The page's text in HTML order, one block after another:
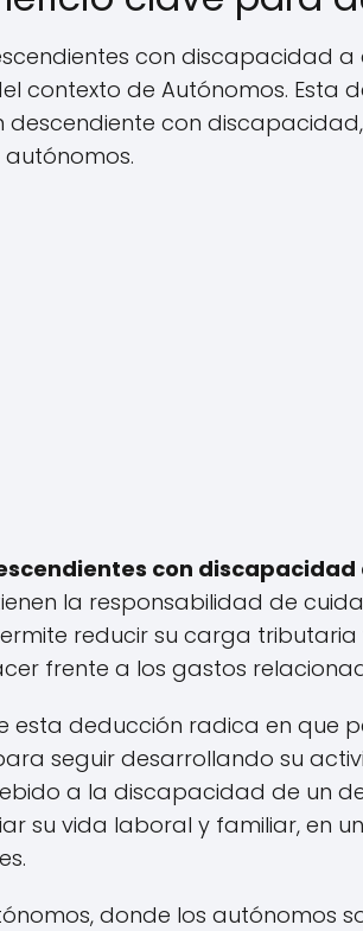
con discapacidad
contexto de Autónomos. Esta
con
con discapacidad
la responsabilidad de
reducir su carga
frente a los gastos
esta deducción radica en que
seguir desarrollando su
a la discapacidad de un
su vida laboral y familiar, en
donde los autónomos